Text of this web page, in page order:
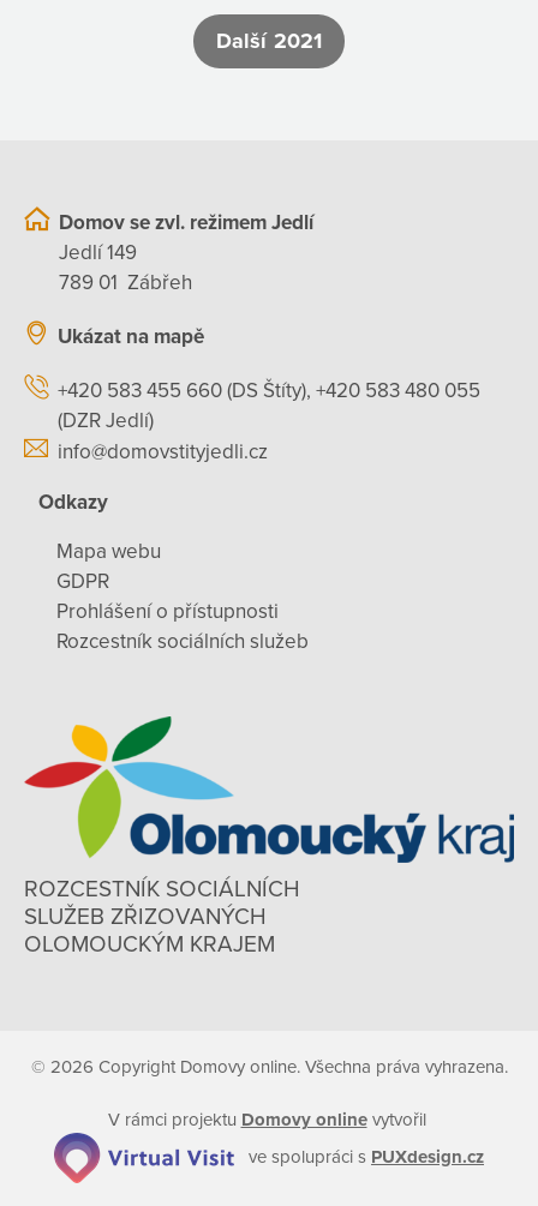
Další 2021
Domov se zvl. režimem Jedlí
Jedlí 149
789 01 Zábřeh
Ukázat na mapě
+420 583 455 660 (DS Štíty), +420 583 480 055
(DZR Jedlí)
info@domovstityjedli.cz
Odkazy
Mapa webu
GDPR
Prohlášení o přístupnosti
Rozcestník sociálních služeb
ROZCESTNÍK SOCIÁLNÍCH
SLUŽEB ZŘIZOVANÝCH
OLOMOUCKÝM KRAJEM
© 2026 Copyright Domovy online. Všechna práva vyhrazena.
V rámci projektu Domovy onlinevytvořil
ve spolupráci s PUXdesign.cz